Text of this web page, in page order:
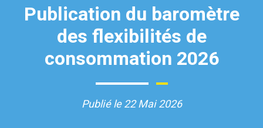
Publication du baromètre
des flexibilités de
consommation 2026
Publié le 22 Mai 2026